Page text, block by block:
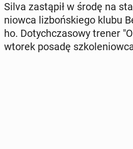
Silva za­stą­pił w środę na
niow­ca li­zboń­skie­go klubu
ho. Do­tych­cza­so­wy trener
wtorek posadę